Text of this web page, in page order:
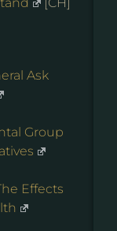
Ask
Group
Effects